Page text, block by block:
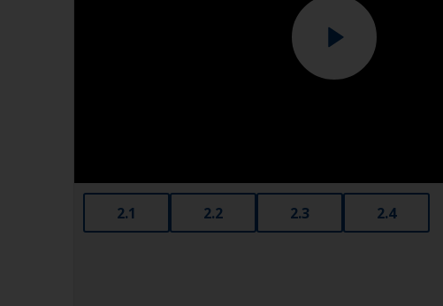
2.1 2.2 2.3 2.4